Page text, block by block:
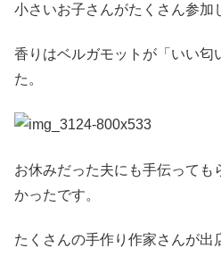
小さいお子さんがたくさん参
香りはベルガモットが「いい匂
た。
お休みだった夫にも手伝っても
かったです。
たくさんの手作り作家さんが出